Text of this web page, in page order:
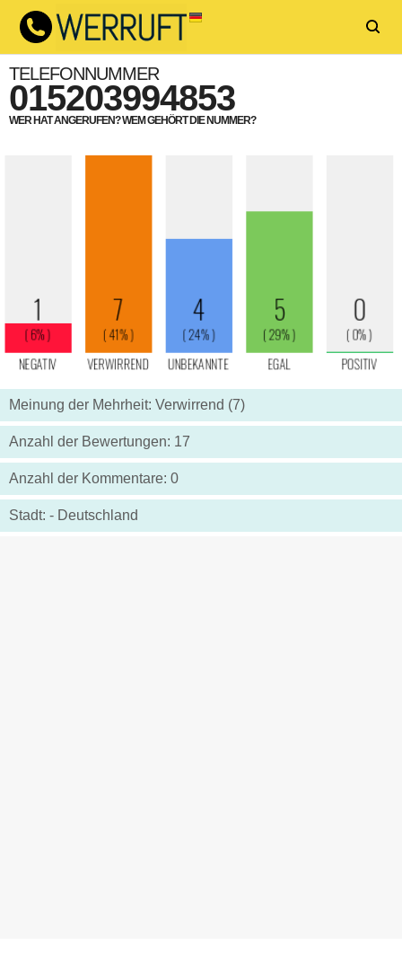
TELEFONNUMMER
015203994853
WER HAT ANGERUFEN? WEM GEHÖRT DIE NUMMER?
Meinung der Mehrheit: Verwirrend (7)
Anzahl der Bewertungen: 17
Anzahl der Kommentare: 0
Stadt: - Deutschland